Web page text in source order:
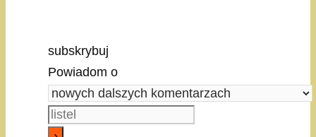
subskrybuj
Powiadom o